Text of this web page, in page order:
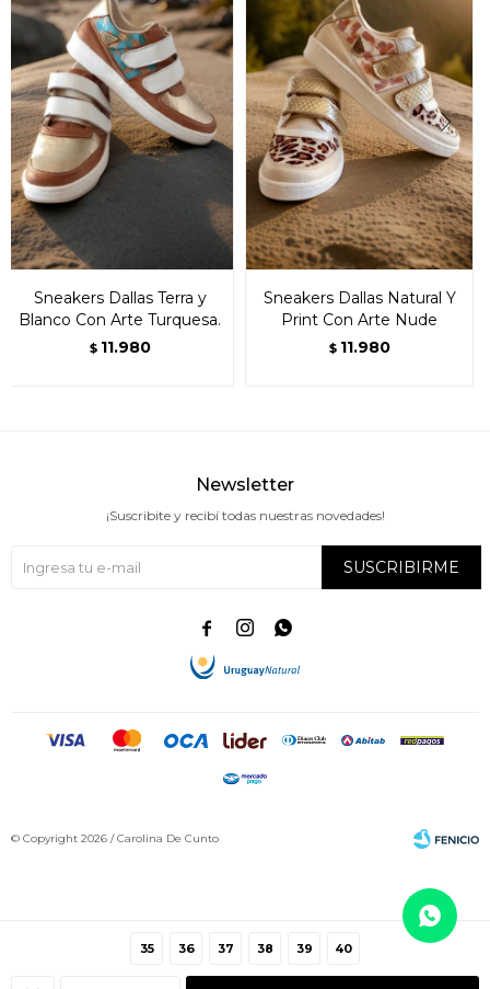
35 36 37 38 39 40
Sneakers Dallas Terra y
Blanco Con Arte Turquesa.
$ 11.980
Sneakers Dallas Natural Y
Print Con Arte Nude
$ 11.980
Newsletter
¡Suscribite y recibí todas nuestras novedades!
SUSCRIBIRME
  
© Copyright 2026 / Carolina De Cunto